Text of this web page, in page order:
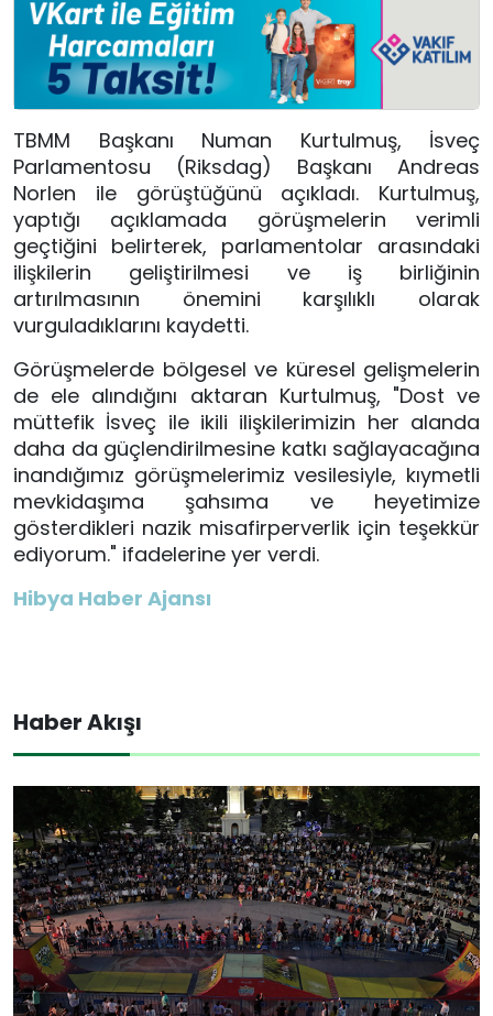
TBMM Başkanı Numan Kurtulmuş, İsveç
Parlamentosu (Riksdag) Başkanı Andreas
Norlen ile görüştüğünü açıkladı. Kurtulmuş,
yaptığı açıklamada görüşmelerin verimli
geçtiğini belirterek, parlamentolar arasındaki
ilişkilerin geliştirilmesi ve iş birliğinin
artırılmasının önemini karşılıklı olarak
vurguladıklarını kaydetti.
Görüşmelerde bölgesel ve küresel gelişmelerin
de ele alındığını aktaran Kurtulmuş, "Dost ve
müttefik İsveç ile ikili ilişkilerimizin her alanda
daha da güçlendirilmesine katkı sağlayacağına
inandığımız görüşmelerimiz vesilesiyle, kıymetli
mevkidaşıma şahsıma ve heyetimize
gösterdikleri nazik misafirperverlik için teşekkür
ediyorum." ifadelerine yer verdi.
Hibya Haber Ajansı
Haber Akışı